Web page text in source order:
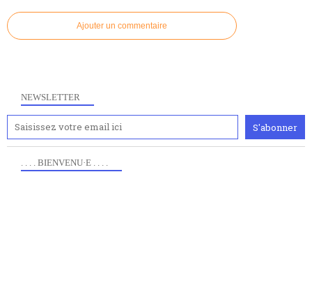
Ajouter un commentaire
NEWSLETTER
. . . . BIENVENU·E . . . .